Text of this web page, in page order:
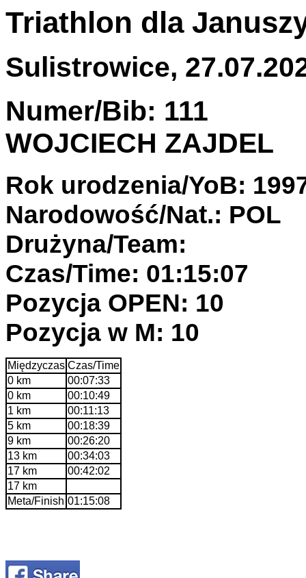
Triathlon dla
Sulistrowice,
Numer/Bib: 111
WOJCIECH ZAJDEL
Rok urodzenia/YoB:
Narodowość/Nat.: POL
Drużyna/Team:
Czas/Time: 01:15:07
Pozycja OPEN: 10
Pozycja w M: 10
Międzyczas Czas/Time
0 km
00:07:33
0 km
00:10:49
1 km
00:11:13
5 km
00:18:39
9 km
00:26:20
13 km
00:34:03
17 km
00:42:02
17 km
Meta/Finish 01:15:08